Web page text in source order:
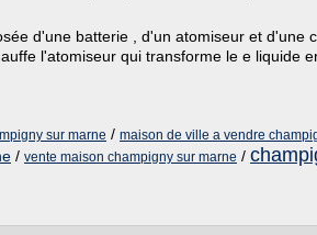
d'une batterie , d'un atomiseur et d'une
l'atomiseur qui transforme le e liquide
sur marne / maison de ville a vendre
/ vente maison champigny sur marne /